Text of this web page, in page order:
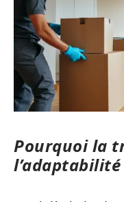
Pourquoi la